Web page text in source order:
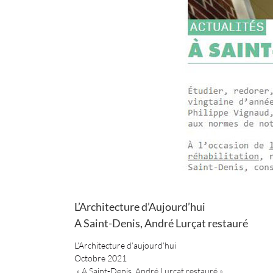
L’Architecture d’Aujourd’hui
A Saint-Denis, André Lurçat restauré
L’Architecture d’aujourd’hui
Octobre 2021
» A Saint-Denis, André Lurçat restauré »